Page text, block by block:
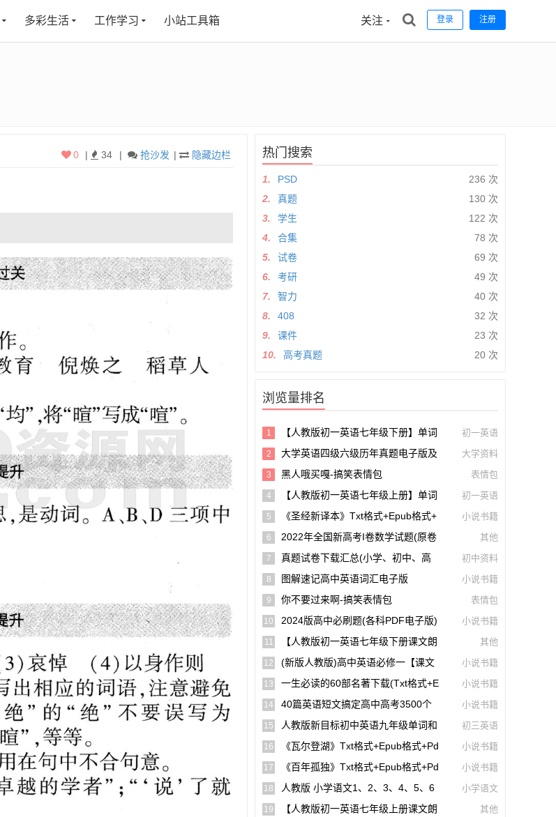
登录 注册
关注
多彩生活 工作学习 小站工具箱
| 隐藏边栏
| 抢沙发
| 34
0 热门搜索
1. PSD
236 次
2.
真题
130 次
3.
学生
122 次
4.
合集
78 次
5.
试卷
69 次
6.
考研
49 次
7.
智力
40 次
8.
408
32 次
9.
课件
23 次
10.
高考真题 20 次
浏览量排名
1
【人教版初一英语七年级下册】单词
和课文朗读录音听力mp3音频【A0027
5】
初一英语
2
大学英语四级六级历年真题电子版及
模拟试卷下载(含听力和答案解析 CET
4、CET6试卷可打印)[s1697]
大学资料
3 黑人哦买嘎-搞笑表情包 表情包
4
【人教版初一英语七年级上册】单词
和课文朗读录音听力mp3音频
初一英语
5
《圣经新译本》txt格式+epub格式+
Pdf格式下载【A00605】
小说书籍
6
2022年全国新高考I卷数学试题(原卷
版+解析版)(doc格式下载)【A02285】
其他
7
真题试卷下载汇总(小学、初中、高
中、大学、考研、考公考编)(持续更新)
初中资料
8 图解速记高中英语词汇电子版 小说书籍
9 你不要过来啊-搞笑表情包 表情包
10
2024版高中必刷题(各科PDF电子版)
【A00141】
小说书籍
11
【人教版初一英语七年级下册课文朗
读听力mp3】Unit 1
其他
12
(新版人教版)高中英语必修一【课文
音频录音课本单词朗读听力MP3】
小说书籍
13
一生必读的60部名著下载(txt格式+e
Pub格式+pdf格式)
小说书籍
14
40篇英语短文搞定高中高考3500个
单词(mp3音频+文本+翻译)【A01806】
小说书籍
15
人教版新目标初中英语九年级单词和
课文朗读录音听力mp3
初三英语
16
《瓦尔登湖》txt格式+epub格式+pd
F格式下载（一生必读的60部名著）【A0
0614】
小说书籍
17
《百年孤独》txt格式+epub格式+pd
F格式下载（一生必读的60部名著）【A0
0561】
小说书籍
18
人教版 小学语文1、2、3、4、5、6
年级课本(电子版pdf)
小学语文
19
【人教版初一英语七年级上册课文朗
其他